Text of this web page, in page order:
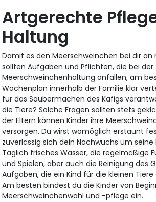
Artgerechte
Haltung
Damit es den Meerschweinchen bei dir
sollten Aufgaben und Pflichten, die bei der
Meerschweinchenhaltung anfallen, am
Wochenplan innerhalb der Familie klar
für das Saubermachen des Käfigs
die Tiere? Solche Fragen sollten stets
der Eltern können Kinder ihre
versorgen. Du wirst womöglich erstaunt
zuverlässig sich dein Nachwuchs um
Täglich frisches Wasser, die regelmäßige
und Spielen, aber auch die Reinigung des
Aufgaben, die ein Kind für die kleinen
Am besten bindest du die Kinder von
Meerschweinchenwahl und -pflege ein.